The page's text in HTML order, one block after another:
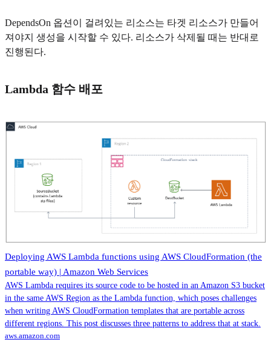
DependsOn 옵션이 걸려있는 리소스는 타겟 리소스가 만들어
져야지 생성을 시작할 수 있다. 리소스가 삭제될 때는 반대로
진행된다.
Lambda 함수 배포
Deploying AWS Lambda functions using AWS CloudFormation (the
portable way) | Amazon Web Services
AWS Lambda requires its source code to be hosted in an Amazon S3 bucket
in the same AWS Region as the Lambda function, which poses challenges
when writing AWS CloudFormation templates that are portable across
different regions. This post discusses three patterns to address that at stack.
aws.amazon.com